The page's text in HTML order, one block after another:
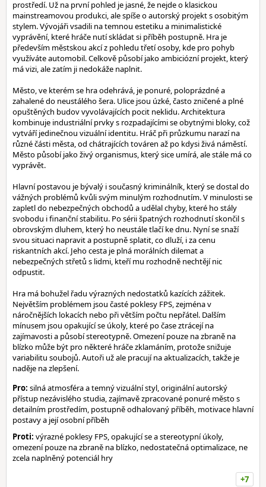
prostředí. Už na první pohled je jasné, že nejde o klasickou
mainstreamovou produkci, ale spíše o autorský projekt s osobitým
stylem. Vývojáři vsadili na temnou estetiku a minimalistické
vyprávění, které hráče nutí skládat si příběh postupně. Hra je
především městskou akcí z pohledu třetí osoby, kde pro pohyb
využíváte automobil. Celkově působí jako ambiciózní projekt, který
má vizi, ale zatím ji nedokáže naplnit.
Město, ve kterém se hra odehrává, je ponuré, poloprázdné a
zahalené do neustálého šera. Ulice jsou úzké, často zničené a plné
opuštěných budov vyvolávajících pocit neklidu. Architektura
kombinuje industriální prvky s rozpadajícími se obytnými bloky, což
vytváří jedinečnou vizuální identitu. Hráč při průzkumu narazí na
různé části města, od chátrajících továren až po kdysi živá náměstí.
Město působí jako živý organismus, který sice umírá, ale stále má co
vyprávět.
Hlavní postavou je bývalý i současný kriminálník, který se dostal do
vážných problémů kvůli svým minulým rozhodnutím. V minulosti se
zapletl do nebezpečných obchodů a udělal chyby, které ho stály
svobodu i finanční stabilitu. Po sérii špatných rozhodnutí skončil s
obrovským dluhem, který ho neustále tlačí ke dnu. Nyní se snaží
svou situaci napravit a postupně splatit, co dluží, i za cenu
riskantních akcí. Jeho cesta je plná morálních dilemat a
nebezpečných střetů s lidmi, kteří mu rozhodně nechtějí nic
odpustit.
Hra má bohužel řadu výrazných nedostatků kazících zážitek.
Největším problémem jsou časté poklesy FPS, zejména v
náročnějších lokacích nebo při větším počtu nepřátel. Dalším
mínusem jsou opakující se úkoly, které po čase ztrácejí na
zajímavosti a působí stereotypně. Omezení pouze na zbraně na
blízko může být pro některé hráče zklamáním, protože snižuje
variabilitu soubojů. Autoři už ale pracují na aktualizacích, takže je
naděje na zlepšení.
Pro: silná atmosféra a temný vizuální styl, originální autorský
přístup nezávislého studia, zajímavě zpracované ponuré město s
detailním prostředím, postupně odhalovaný příběh, motivace hlavní
postavy a její osobní příběh
Proti: výrazné poklesy FPS, opakující se a stereotypní úkoly,
omezení pouze na zbraně na blízko, nedostatečná optimalizace, ne
zcela naplněný potenciál hry
+7